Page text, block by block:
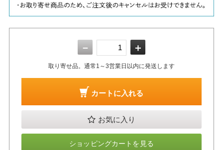
－ ＋
取り寄せ品。通常1～3営業日以内に発送します
カートに入れる
お気に入り
ショッピングカートを見る